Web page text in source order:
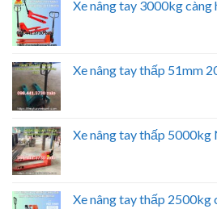
Xe nâng tay 3000kg
Xe nâng tay thấp 51mm
Xe nâng tay thấp 5000kg
Xe nâng tay thấp 2500kg